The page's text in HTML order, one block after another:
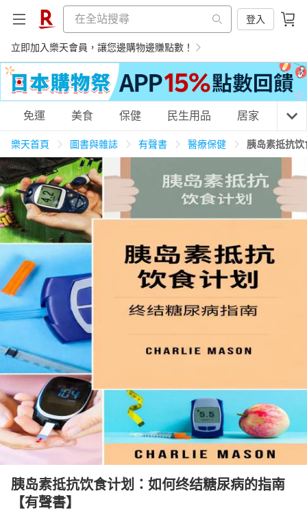
登入
立即加入樂天會員，讓您邊購物邊賺點數！
購物網分類
天天免運 美食蛋糕 養生保健 民生用品
居家生活
女裝
日本購物
免運 美食 保健 民生用品 居家 3C
樂天首頁 圖書與雜誌 有聲書 醫療保健 胰岛素抵抗
胰岛素抵抗饮食计划：如何终结糖尿病的指南
【有聲書】